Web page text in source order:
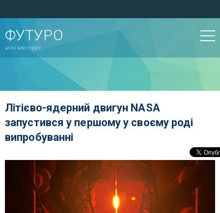
ФУТУРО
воно вже поруч!
Літієво-ядерний двигун NASA
запустився у першому у своєму роді
випробуванні